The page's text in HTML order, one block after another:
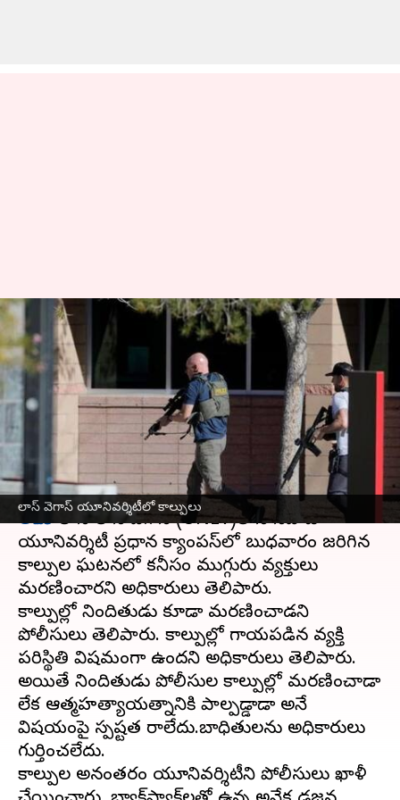
లాస్ వెగాస్ యూనివర్శిటీలో కాల్పులు
Las vegas University: లాస్ వెగాస్
యూనివర్శిటీలో కాల్పులు..ముగ్గురు
మృతి.. ఒకరి పరిస్థితి విషమం..
సాయుధుడు మృతి
Sirish Praharaju Dec 07, 2023
ఈ వార్తాకథనం ఏంటి
అమెరికాలోని లాస్ వెగాస్ (UNLV)లోని నెవాడా
యూనివర్శిటీ ప్రధాన క్యాంపస్‌లో బుధవారం జరిగిన
కాల్పుల ఘటనలో కనీసం ముగ్గురు వ్యక్తులు
మరణించారని అధికారులు తెలిపారు.
కాల్పుల్లో నిందితుడు కూడా మరణించాడని
పోలీసులు తెలిపారు. కాల్పుల్లో గాయపడిన వ్యక్తి
పరిస్థితి విషమంగా ఉందని అధికారులు తెలిపారు.
అయితే నిందితుడు పోలీసుల కాల్పుల్లో మరణించాడా
లేక ఆత్మహత్యాయత్నానికి పాల్పడ్డాడా అనే
విషయంపై స్పష్టత రాలేదు.బాధితులను అధికారులు
గుర్తించలేదు.
కాల్పుల అనంతరం యూనివర్శిటీని పోలీసులు ఖాళీ